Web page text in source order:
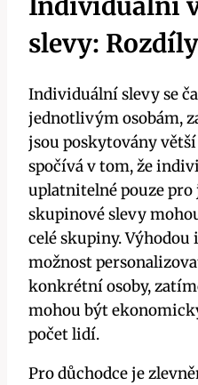
slevy:
Individuální slevy se
jednotlivým osobám,
jsou poskytovány
spočívá v tom, že
uplatnitelné pouze pro
skupinové slevy
celé skupiny.
možnost
konkrétní osoby,
mohou být
počet lidí.
Pro důchodce je